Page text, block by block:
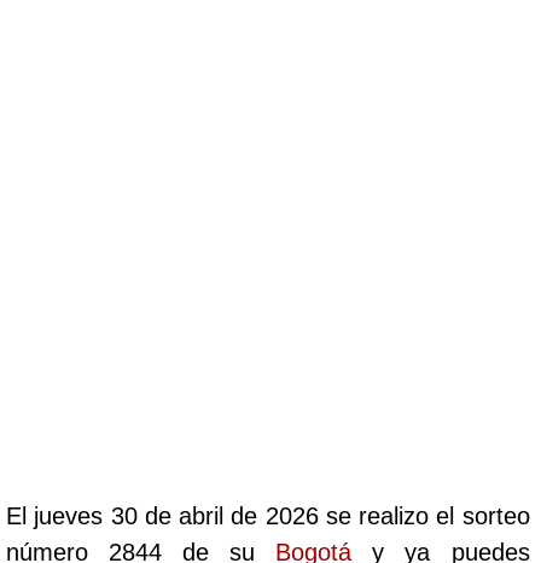
Cafeterito Noche
El jueves 30 de abril de 2026 se realizo el sorteo
número 2844 de su Bogotá y ya puedes